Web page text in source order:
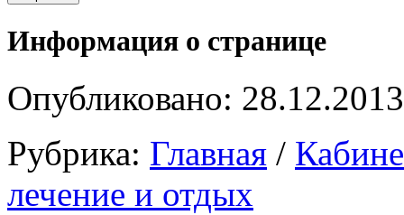
Информация о странице
Опубликовано: 28.12.2013
Рубрика: Главная /
лечение и отдых